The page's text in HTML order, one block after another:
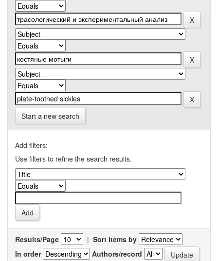
Start a new search
Add filters:
Use filters to refine the search results.
Results/Page | Sort items by
In order
Authors/record